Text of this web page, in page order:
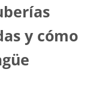
y cómo